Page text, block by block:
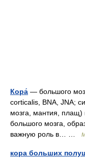
Кора́ — большого
corticalis, BNA, JNA;
мозга, мантия, плащ)
большого мозга,
важную роль в… …
кора больших